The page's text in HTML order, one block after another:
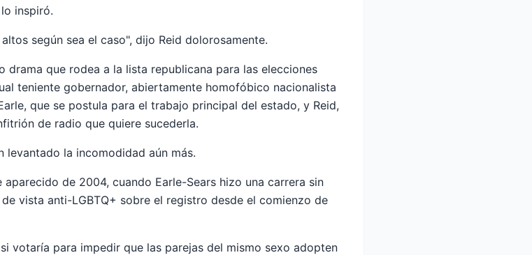
inspiró.
según sea el caso", dijo Reid dolorosamente.
drama que rodea a la lista republicana para las elecciones
teniente gobernador, abiertamente homofóbico nacionalista
que se postula para el trabajo principal del estado, y Reid,
de radio que quiere sucederla.
levantado la incomodidad aún más.
de 2004, cuando Earle-Sears hizo una carrera sin
vista anti-LGBTQ+ sobre el registro desde el comienzo de
votaría para impedir que las parejas del mismo sexo adopten